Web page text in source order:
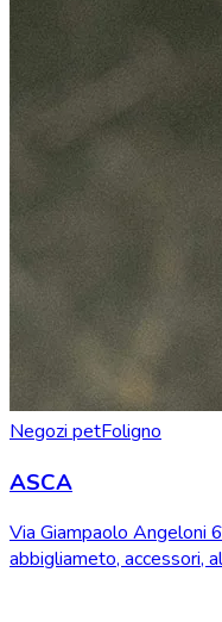
Negozi petFoligno
ASCA
Via Giampaolo Angeloni
abbigliameto, accessori,